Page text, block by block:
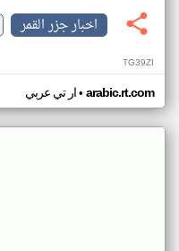
اخبار جزر القمر
TG39ZI
ار تي عربي• arabic.rt.com